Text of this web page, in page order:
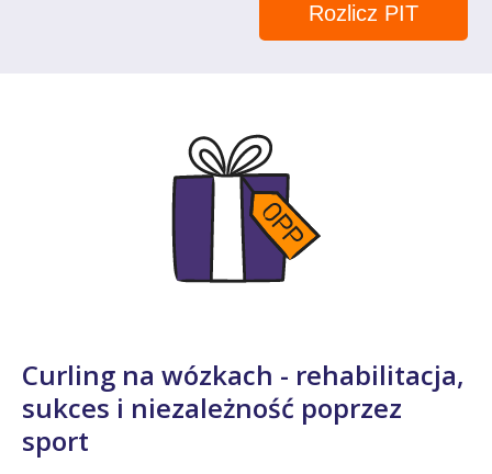
Rozlicz PIT
Curling na wózkach - rehabilitacja,
sukces i niezależność poprzez
sport